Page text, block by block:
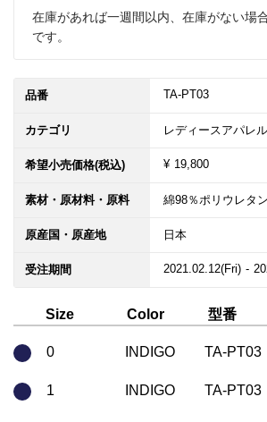
在庫があれば一週間以内、在庫がない場
です。
品番 TA-PT03
カテゴリ レディースアパレ
希望小売価格(税込) ¥ 19,800
素材・原材料・原料 綿98％ポリウレタ
原産国・原産地 日本
受注期間 2021.02.12(Fri) -
Size Color 型番
0 INDIGO TA-PT03
1 INDIGO TA-PT03